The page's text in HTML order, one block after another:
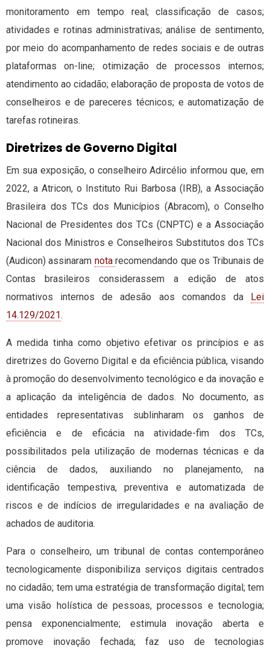
monitoramento em tempo real; classificação de casos;
atividades e rotinas administrativas; análise de sentimento,
por meio do acompanhamento de redes sociais e de outras
plataformas on-line; otimização de processos internos;
atendimento ao cidadão; elaboração de proposta de votos de
conselheiros e de pareceres técnicos; e automatização de
tarefas rotineiras.
Diretrizes de Governo Digital
Em sua exposição, o conselheiro Adircélio informou que, em
2022, a Atricon, o Instituto Rui Barbosa (IRB), a Associação
Brasileira dos TCs dos Municípios (Abracom), o Conselho
Nacional de Presidentes dos TCs (CNPTC) e a Associação
Nacional dos Ministros e Conselheiros Substitutos dos TCs
(Audicon) assinaram notarecomendando que os Tribunais de
Contas brasileiros considerassem a edição de atos
normativos internos de adesão aos comandos da Lei
14.129/2021.
A medida tinha como objetivo efetivar os princípios e as
diretrizes do Governo Digital e da eficiência pública, visando
à promoção do desenvolvimento tecnológico e da inovação e
a aplicação da inteligência de dados. No documento, as
entidades representativas sublinharam os ganhos de
eficiência e de eficácia na atividade-fim dos TCs,
possibilitados pela utilização de modernas técnicas e da
ciência de dados, auxiliando no planejamento, na
identificação tempestiva, preventiva e automatizada de
riscos e de indícios de irregularidades e na avaliação de
achados de auditoria.
Para o conselheiro, um tribunal de contas contemporâneo
tecnologicamente disponibiliza serviços digitais centrados
no cidadão; tem uma estratégia de transformação digital; tem
uma visão holística de pessoas, processos e tecnologia;
pensa exponencialmente; estimula inovação aberta e
promove inovação fechada; faz uso de tecnologias